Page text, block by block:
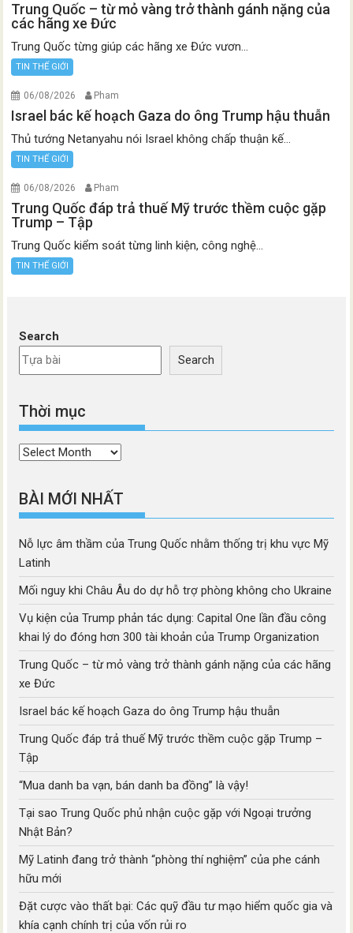
Trung Quốc – từ mỏ vàng trở thành gánh nặng của
các hãng xe Đức
Trung Quốc từng giúp các hãng xe Đức vươn...
TIN THẾ GIỚI
06/08/2026 Pham
Israel bác kế hoạch Gaza do ông Trump hậu thuẫn
Thủ tướng Netanyahu nói Israel không chấp thuận kế...
TIN THẾ GIỚI
06/08/2026 Pham
Trung Quốc đáp trả thuế Mỹ trước thềm cuộc gặp
Trump – Tập
Trung Quốc kiểm soát từng linh kiện, công nghệ...
TIN THẾ GIỚI
Search
Search
Thời mục
Thời
BÀI MỚI NHẤT
Nỗ lực âm thầm của Trung Quốc nhằm thống trị khu vực Mỹ
Latinh
Mối nguy khi Châu Âu do dự hỗ trợ phòng không cho Ukraine
Vụ kiện của Trump phản tác dụng: Capital One lần đầu công
khai lý do đóng hơn 300 tài khoản của Trump Organization
Trung Quốc – từ mỏ vàng trở thành gánh nặng của các hãng
xe Đức
Israel bác kế hoạch Gaza do ông Trump hậu thuẫn
Trung Quốc đáp trả thuế Mỹ trước thềm cuộc gặp Trump –
Tập
“Mua danh ba vạn, bán danh ba đồng” là vậy!
Tại sao Trung Quốc phủ nhận cuộc gặp với Ngoại trưởng
Nhật Bản?
Mỹ Latinh đang trở thành “phòng thí nghiệm” của phe cánh
hữu mới
Đặt cược vào thất bại: Các quỹ đầu tư mạo hiểm quốc gia và
khía cạnh chính trị của vốn rủi ro